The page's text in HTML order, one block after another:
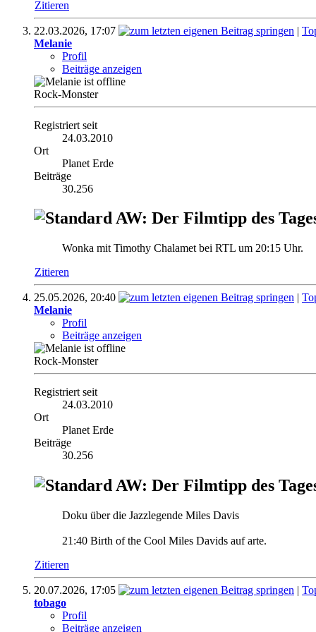
Zitieren
22.03.2026, 17:07 |
Melanie
Profil
Beiträge anzeigen
Rock-Monster
Registriert seit
24.03.2010
Ort
Planet Erde
Beiträge
30.256
AW: Der Filmtipp des
Wonka mit Timothy Chalamet bei RTL um 20:15 Uhr.
Zitieren
25.05.2026, 20:40 |
Melanie
Profil
Beiträge anzeigen
Rock-Monster
Registriert seit
24.03.2010
Ort
Planet Erde
Beiträge
30.256
AW: Der Filmtipp des
Doku über die Jazzlegende Miles Davis
21:40 Birth of the Cool Miles Davids auf arte.
Zitieren
20.07.2026, 17:05 |
tobago
Profil
Beiträge anzeigen